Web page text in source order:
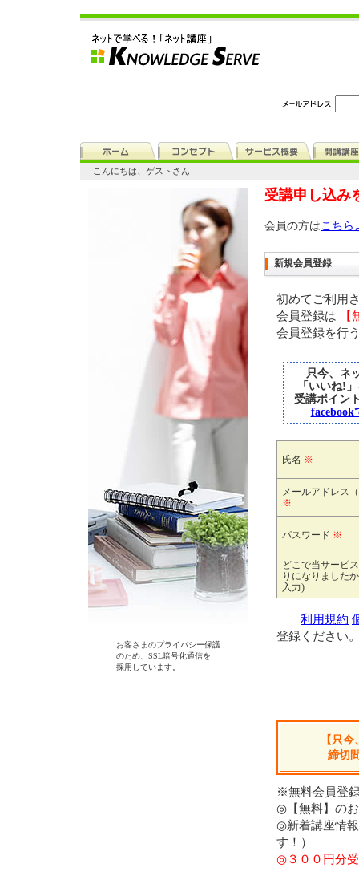
こんにちは、ゲストさん
お客さまのプライバシー保護
のため、SSL暗号化通信を
採用しています。
受講申し込み
会員の方はこちら
新規会員登録
初めてご利用
会員登録は 【
会員登録を行
只今、ネ
「いいね!
受講ポイン
facebook
氏名 ※
メールアドレス
※
パスワード ※
どこで当サービ
りになりました
入力)
利用規約
登録ください
【只
締切
※無料会員登
◎【無料】の
◎新着講座情
す！）
◎３００円分